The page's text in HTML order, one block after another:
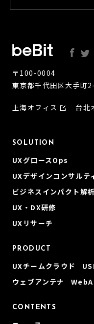
〒100-0004
東京都千代田区大手町
上海オフィス 台北
SOLUTION
UXグロースOps
UXデザインコンサルテ
ビジネスインパクト解析
UX・DX研修
UXリサーチ
PRODUCT
UXチームクラウド
ウェブアンテナ
CONTENTS